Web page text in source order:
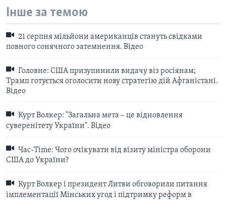
Інше за темою
21 серпня мільйони американців стануть свідками
повного сонячного затемнення. Відео
Головне: США призупинили видачу віз росіянам;
Трамп готується оголосити нову стратегію дій Афганістані.
Відео
Курт Волкер: "Загальна мета – це відновлення
суверенітету України". Відео
Час-Time: Чого очікувати від візиту міністра оборони
США до України?
Курт Волкер і президент Литви обговорили питання
імплементації Мінських угод і підтримку реформ в